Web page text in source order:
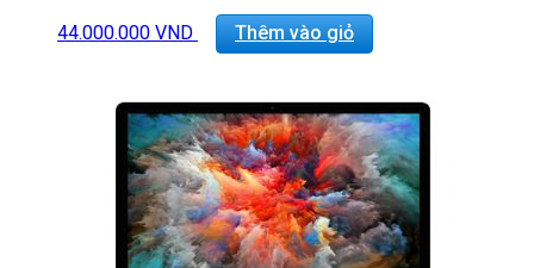
Retina 5K disaplay (5120×2880)
1 SDXC SD Card, 4 USB 3.0, 2
Phụ Kiện:Body, Dây nguồn, Keyboard 2, Mouse 2
44.000.000 VND Thêm vào giỏ